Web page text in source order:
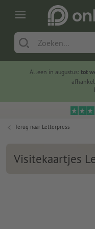
Alleen in augustus: tot
Terug naar Letterpress
Visitekaartjes